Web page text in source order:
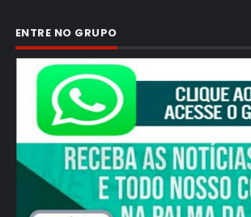
ENTRE NO GRUPO